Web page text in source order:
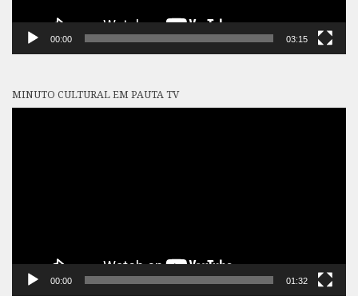
00:00 03:15
MINUTO CULTURAL EM PAUTA TV
00:00 01:32